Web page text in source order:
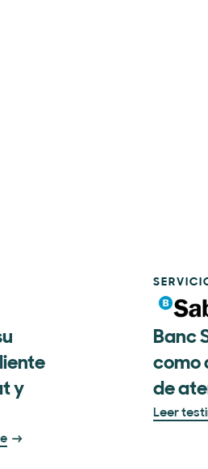
y
Banc
como
de
Leer